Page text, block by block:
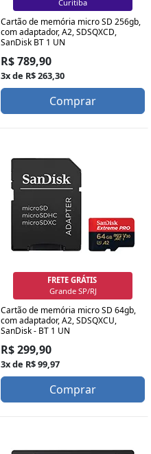
Curitiba
Cartão de memória micro SD 256gb,
com adaptador, A2, SDSQXCD,
SanDisk BT 1 UN
R$ 789,90
3x de R$ 263,30
Comprar
FRETE GRÁTIS
Grande SP/RJ
Cartão de memória micro SD 64gb,
com adaptador, A2, SDSQXCU,
SanDisk - BT 1 UN
R$ 299,90
3x de R$ 99,97
Comprar